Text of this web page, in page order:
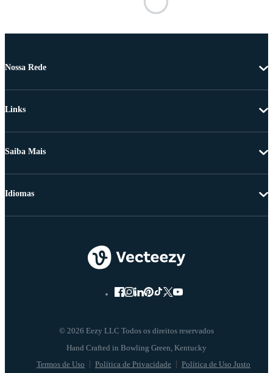
Nossa Rede
Links
Saiba Mais
© 2026 Eezy LLC Todos os direitos reservados
Termos de Uso Política de Privacidade Política de Uso Justo
Idiomas